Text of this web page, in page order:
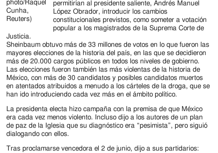
photo/Raquel
Cunha,
Reuters)
permitirían al presidente saliente, Andrés Manuel
López Obrador, introducir los cambios
constitucionales previstos, como someter a votación
popular a los magistrados de la Suprema Corte de
Justicia.
Sheinbaum obtuvo más de 33 millones de votos en lo que fueron las
mayores elecciones de la historia del país, en las que se decidieron
más de 20.000 cargos públicos en todos los niveles de gobierno.
Las elecciones fueron también las más violentas de la historia de
México, con más de 30 candidatos y posibles candidatos muertos
en atentados atribuidos a menudo a los cárteles de la droga, que se
han ido introduciendo cada vez más en el ámbito político.
La presidenta electa hizo campaña con la premisa de que México
era cada vez menos violento. Incluso dijo a los autores de un plan
de paz de la Iglesia que su diagnóstico era “pesimista”, pero siguió
dialogando con ellos.
Tras proclamarse vencedora el 2 de junio, dijo a sus partidarios: